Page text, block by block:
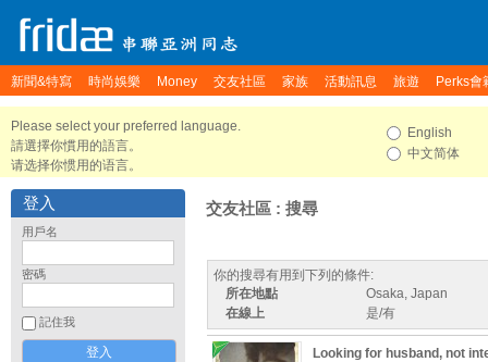
新聞&特寫 時尚娛樂 Money 交友社區 家族 活動訊息 旅遊 Perks會
Please select your preferred language.
請選擇你慣用的語言。
请选择你惯用的语言。
English
中文简体
登入
用戶名
密碼
記住我
交友社區 : 搜尋
你的搜尋有用到下列的條件:
所在地點
Osaka, Japan
在線上
是/有
Looking for husband, not